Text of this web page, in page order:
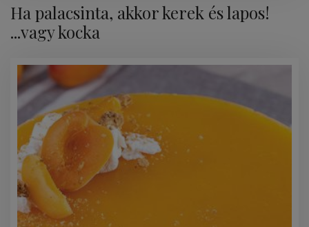
Ha palacsinta, akkor kerek és lapos!
...vagy kocka